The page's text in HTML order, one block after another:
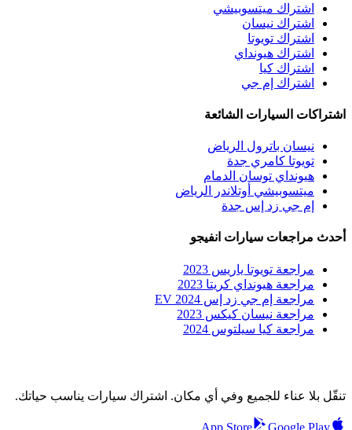
اشتراك ميتسوبيشي
اشتراك نيسان
اشتراك تويوتا
اشتراك هيونداي
اشتراك كيا
اشتراك إم جي
اشتراكات السيارات الشائعة
نيسان باترول الرياض
تويوتا كامري جدة
هيونداي توسان الدمام
ميتسوبيشي أوتلاندر الرياض
إم جي زد إس جدة
أحدث مراجعات سيارات انفيجو
مراجعة تويوتا ياريس 2023
مراجعة هيونداي كريتا 2023
مراجعة إم جي زد إس EV 2024
مراجعة نيسان كيكس 2023
مراجعة كيا سيلتوس 2024
تنقّل بلا عناء للجميع وفي أي مكان. اشتراك سيارات يناسب حياتك.